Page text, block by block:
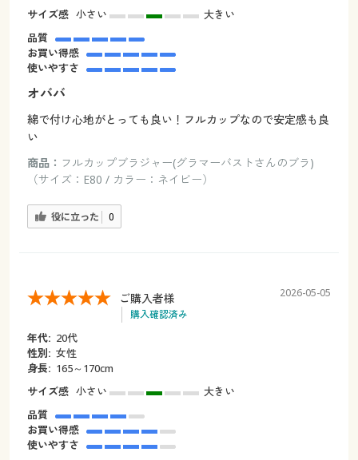
サイズ感 小さい
大きい
品質
お買い得感
使いやすさ
オババ
綿で付け心地がとっても良い！フルカップなので安定感も良
い
商品： フルカップブラジャー(グラマーバストさんのブラ)
（サイズ：E80 / カラー：ネイビー）
役に立った 0
ご購入者様
購入確認済み
2026-05-05
年代: 20代
性別: 女性
身長: 165～170cm
サイズ感 小さい
大きい
品質
お買い得感
使いやすさ